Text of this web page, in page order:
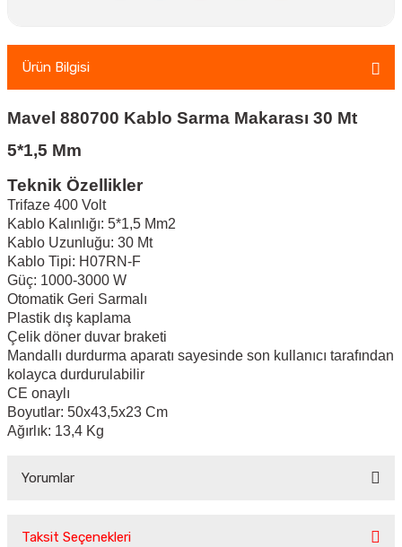
Ürün Bilgisi
Mavel 880700 Kablo Sarma Makarası 30 Mt
5*1,5 Mm
Teknik Özellikler
Trifaze 400 Volt
Kablo Kalınlığı: 5*1,5 Mm2
Kablo Uzunluğu: 30 Mt
Kablo Tipi: H07RN-F
Güç: 1000-3000 W
Otomatik Geri Sarmalı
Plastik dış kaplama
Çelik döner duvar braketi
Mandallı durdurma aparatı sayesinde son kullanıcı tarafından
kolayca durdurulabilir
CE onaylı
Boyutlar: 50x43,5x23 Cm
Ağırlık: 13,4 Kg
Yorumlar
Taksit Seçenekleri